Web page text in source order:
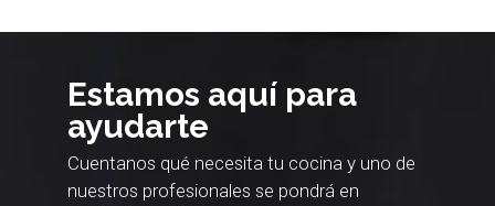
Estamos aquí para
ayudarte
Cuentanos qué necesita tu cocina y uno de
nuestros profesionales se pondrá en